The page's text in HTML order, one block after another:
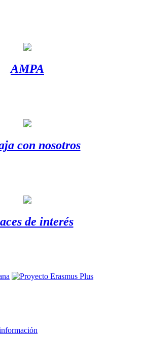
AMPA
con nosotros
de interés